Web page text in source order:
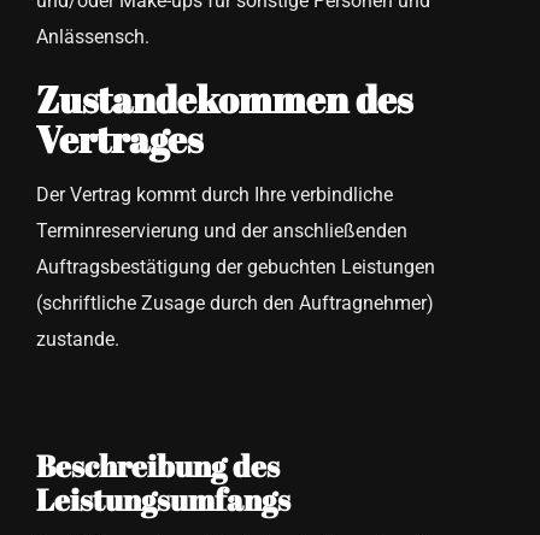
Anlässensch.
Zustandekommen des
Vertrages
Der Vertrag kommt durch Ihre verbindliche
Terminreservierung und der anschließenden
Auftragsbestätigung der gebuchten Leistungen
(schriftliche Zusage durch den Auftragnehmer)
zustande.
Beschreibung des
Leistungsumfangs